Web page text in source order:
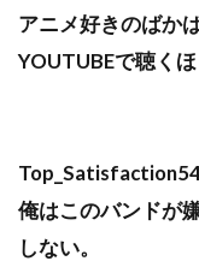
アニメ好きのばか
YOUTUBEで聴くほ
俺はこのバンドが
しない。